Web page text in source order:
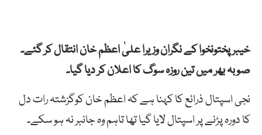
خیبر پختونخوا کے نگران وزیرا علیٰ اعظم خان انتقال کر گئے۔
صوبہ بھر میں تین روزہ سوگ کا اعلان کر دیا گیا۔
نجی اسپتال ذرائع کا کہنا ہے کہ اعظم خان کوگزشتہ رات دل
کا دورہ پڑنے پر اسپتال لایا گیا تھا تاہم وہ جانبر نہ ہو سکے۔